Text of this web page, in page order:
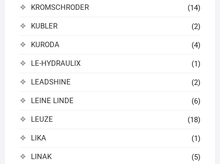
KROMSCHRODER (14)
KUBLER (2)
KURODA (4)
LE-HYDRAULIX (1)
LEADSHINE (2)
LEINE LINDE (6)
LEUZE (18)
LIKA (1)
LINAK (5)